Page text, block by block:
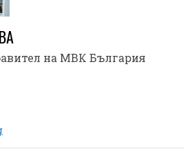
на МВК България